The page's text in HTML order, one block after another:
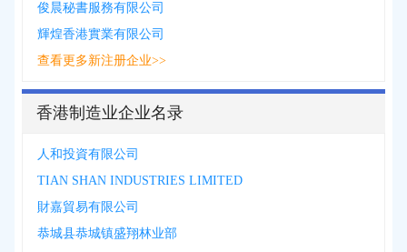
俊晨秘書服務有限公司
輝煌香港實業有限公司
查看更多新注册企业>>
香港制造业企业名录
人和投資有限公司
TIAN SHAN INDUSTRIES LIMITED
財嘉貿易有限公司
恭城县恭城镇盛翔林业部